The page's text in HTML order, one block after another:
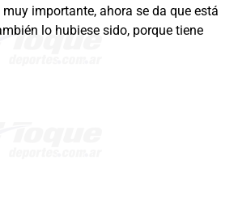
importante, ahora se da que está
lo hubiese sido, porque tiene